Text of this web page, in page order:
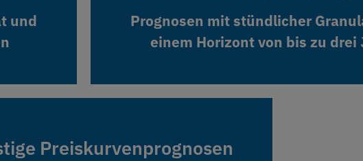
und
und
Prognosen mit stündlicher
einem Horizont von bis zu drei
Prognosen mit stündlicher
einem Horizont von bis zu drei
Preiskurvenprognosen
Preiskurvenprognosen